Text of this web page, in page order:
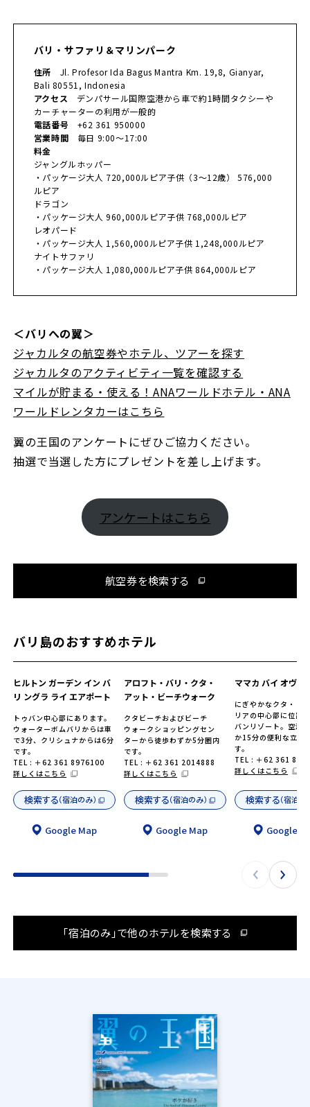
バリ・サファリ＆マリンパーク
住所 Jl. Profesor Ida Bagus Mantra Km. 19,8, Gianyar,
Bali 80551, Indonesia
アクセス デンパサール国際空港から車で約1時間タクシーや
カーチャーターの利用が一般的
電話番号 +62 361 950000
営業時間 毎日 9:00～17:00
料金
ジャングルホッパー
・パッケージ大人 720,000ルピア子供（3～12歳） 576,000
ルピア
ドラゴン
・パッケージ大人 960,000ルピア子供 768,000ルピア
レオパード
・パッケージ大人 1,560,000ルピア子供 1,248,000ルピア
ナイトサファリ
・パッケージ大人 1,080,000ルピア子供 864,000ルピア
＜バリへの翼＞
ジャカルタの航空券やホテル、ツアーを探す
ジャカルタのアクティビティ一覧を確認する
マイルが貯まる・使える！ANAワールドホテル・ANA
ワールドレンタカーはこちら
翼の王国のアンケートにぜひご協力ください。
抽選で当選した方にプレゼントを差し上げます。
アンケートはこちら
航空券を検索する
バリ島のおすすめホテル
ヒルトン ガーデン イン バ
リ ングラ ライ エアポート
トゥバン中心部にあります。
ウォーターボムバリからは車
で3分、クリシュナからは6分
です。
TEL : ＋62 361 8976100
詳しくはこちら
検索する（宿泊のみ）
Google Map
アロフト・バリ・クタ・
アット・ビーチウォーク
クタビーチおよびビーチ
ウォークショッピングセン
ターから徒歩わずか5分圏内
です。
TEL : ＋62 361 2014888
詳しくはこちら
検索する（宿泊のみ）
Google Map
ママカ バイ オヴロ
にぎやかなクタ・レ
リアの中心部に位置
バンリゾート。空港
か15分の便利な立地
す。
TEL : ＋62 361
詳しくはこちら
検索する（宿泊の
Google
「宿泊のみ」で他のホテルを検索する